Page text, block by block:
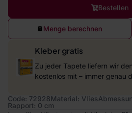
Bestellen
Menge berechnen
Kleber gratis
Zu jeder Tapete liefern wir
kostenlos mit – immer genau
Code: 72928Material: Vlies
Rapport: 0 cm